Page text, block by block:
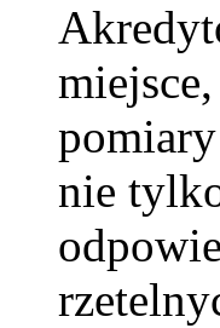
nie